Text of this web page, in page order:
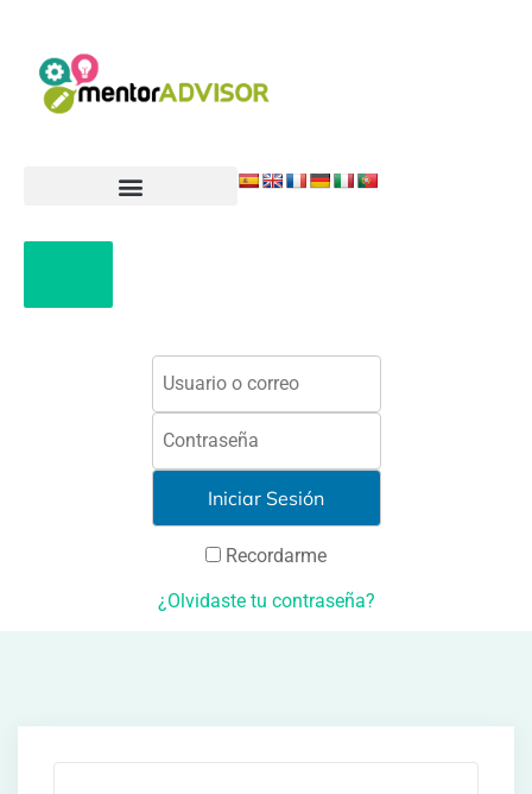
Recordarme
¿Olvidaste tu contraseña?